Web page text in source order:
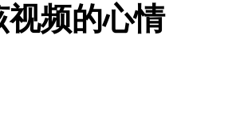
子户"46年未完工
视频的心情